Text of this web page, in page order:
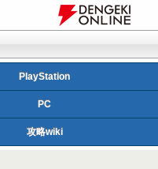
PlayStation
PC
攻略wiki